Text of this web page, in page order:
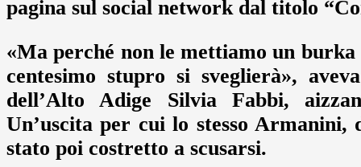
pagina sul social network dal titolo
«Ma perché non le mettiamo un
centesimo stupro si sveglierà»,
dell’Alto Adige Silvia Fabbi,
Un’uscita per cui lo stesso
stato poi costretto a scusarsi.